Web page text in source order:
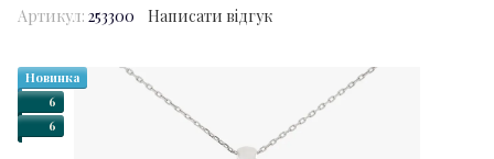
Артикул: 253300 Написати відгук
Новинка
6
6